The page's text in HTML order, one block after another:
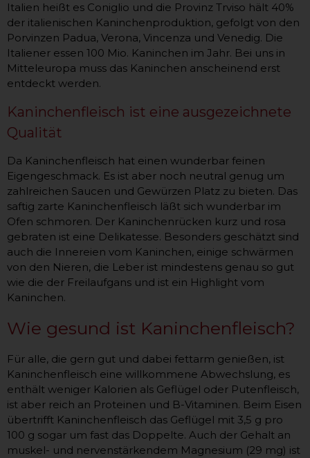
Italien heißt es Coniglio und die Provinz Trviso hält 40%
der italienischen Kaninchenproduktion, gefolgt von den
Porvinzen Padua, Verona, Vincenza und Venedig. Die
Italiener essen 100 Mio. Kaninchen im Jahr. Bei uns in
Mitteleuropa muss das Kaninchen anscheinend erst
entdeckt werden.
Kaninchenfleisch ist eine ausgezeichnete
Qualität
Da Kaninchenfleisch hat einen wunderbar feinen
Eigengeschmack. Es ist aber noch neutral genug um
zahlreichen Saucen und Gewürzen Platz zu bieten. Das
saftig zarte Kaninchenfleisch läßt sich wunderbar im
Ofen schmoren. Der Kaninchenrücken kurz und rosa
gebraten ist eine Delikatesse. Besonders geschätzt sind
auch die Innereien vom Kaninchen, einige schwärmen
von den Nieren, die Leber ist mindestens genau so gut
wie die der Freilaufgans und ist ein Highlight vom
Kaninchen.
Wie gesund ist Kaninchenfleisch?
Für alle, die gern gut und dabei fettarm genießen, ist
Kaninchenfleisch eine willkommene Abwechslung, es
enthält weniger Kalorien als Geflügel oder Putenfleisch,
ist aber reich an Proteinen und B-Vitaminen. Beim Eisen
übertrifft Kaninchenfleisch das Geflügel mit 3,5 g pro
100 g sogar um fast das Doppelte. Auch der Gehalt an
muskel- und nervenstärkendem Magnesium (29 mg) ist